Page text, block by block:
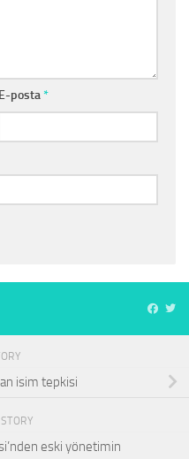
E-posta*
isim tepkisi
eski yönetimin